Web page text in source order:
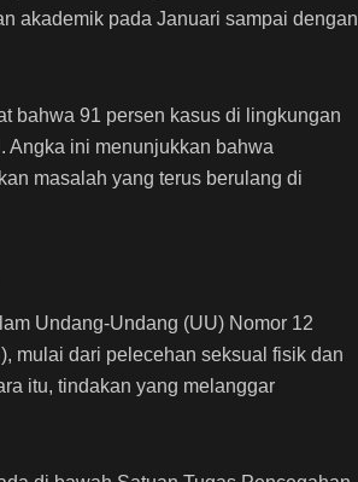
akademik pada Januari sampai dengan
bahwa 91 persen kasus di lingkungan
Angka ini menunjukkan bahwa
masalah yang terus berulang di
Undang-Undang (UU) Nomor 12
mulai dari pelecehan seksual fisik dan
itu, tindakan yang melanggar